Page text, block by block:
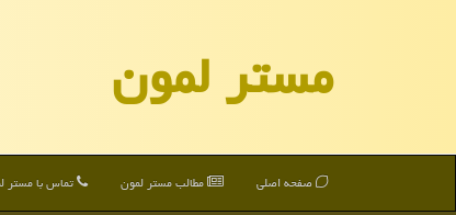
مستر لمون
صفحه اصلی مطالب مستر لمون تماس با مستر